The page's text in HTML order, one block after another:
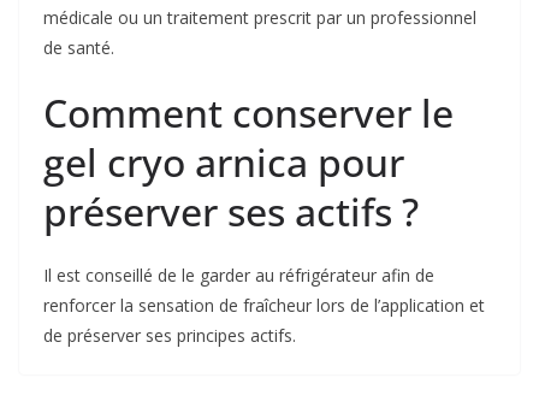
médicale ou un traitement prescrit par un professionnel
de santé.
Comment conserver le
gel cryo arnica pour
préserver ses actifs ?
Il est conseillé de le garder au réfrigérateur afin de
renforcer la sensation de fraîcheur lors de l’application et
de préserver ses principes actifs.